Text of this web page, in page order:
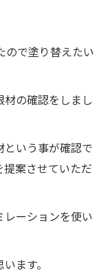
ので塗り替えたい
の確認をしまし
いう事が確認で
案させていただ
ーションを使い
ます。